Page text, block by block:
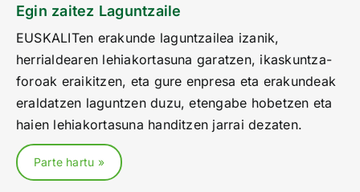
Egin zaitez Laguntzaile
EUSKALITen erakunde laguntzailea izanik,
herrialdearen lehiakortasuna garatzen, ikaskuntza-
foroak eraikitzen, eta gure enpresa eta erakundeak
eraldatzen laguntzen duzu, etengabe hobetzen eta
haien lehiakortasuna handitzen jarrai dezaten.
Parte hartu »